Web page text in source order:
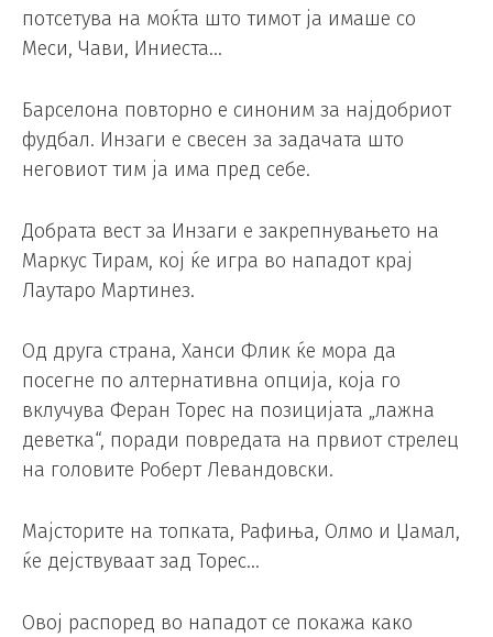
потсетува на моќта што тимот ја имаше со
Меси, Чави, Иниеста…
Барселона повторно е синоним за најдобриот
фудбал. Инзаги е свесен за задачата што
неговиот тим ја има пред себе.
Добрата вест за Инзаги е закрепнувањето на
Маркус Тирам, кој ќе игра во нападот крај
Лаутаро Мартинез.
Од друга страна, Ханси Флик ќе мора да
посегне по алтернативна опција, која го
вклучува Феран Торес на позицијата „лажна
деветка“, поради повредата на првиот стрелец
на головите Роберт Левандовски.
Мајсторите на топката, Рафиња, Олмо и Џамал,
ќе дејствуваат зад Торес…
Овој распоред во нападот се покажа како